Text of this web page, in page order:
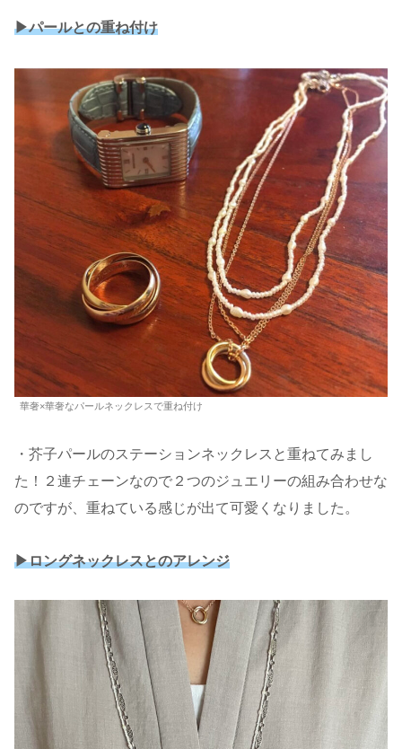
▶︎パールとの重ね付け
華奢×華奢なパールネックレスで重ね付け
・芥子パールのステーションネックレスと重ねてみまし
た！２連チェーンなので２つのジュエリーの組み合わせな
のですが、重ねている感じが出て可愛くなりました。
▶︎ロングネックレスとのアレンジ